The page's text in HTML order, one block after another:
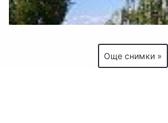
Още снимки »